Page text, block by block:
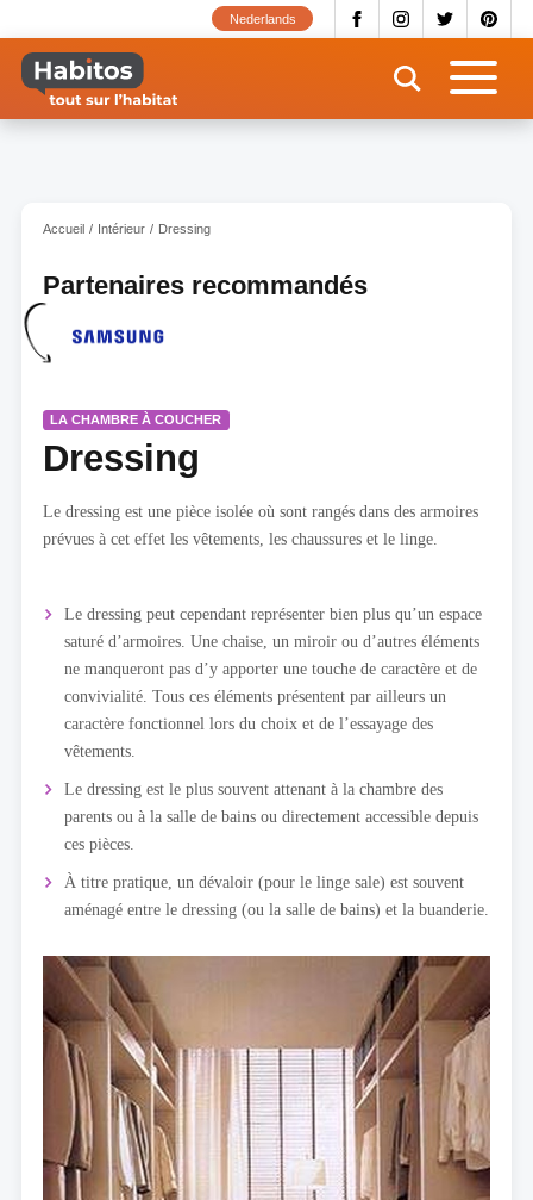
contenu
principal
Nederlands
Accueil Intérieur Dressing
Partenaires recommandés
LA CHAMBRE À COUCHER
Dressing
Le dressing est une pièce isolée où sont rangés dans des armoires
prévues à cet effet les vêtements, les chaussures et le linge.
Le dressing peut cependant représenter bien plus qu’un espace
saturé d’armoires. Une chaise, un miroir ou d’autres éléments
ne manqueront pas d’y apporter une touche de caractère et de
convivialité. Tous ces éléments présentent par ailleurs un
caractère fonctionnel lors du choix et de l’essayage des
vêtements.
Le dressing est le plus souvent attenant à la chambre des
parents ou à la salle de bains ou directement accessible depuis
ces pièces.
À titre pratique, un dévaloir (pour le linge sale) est souvent
aménagé entre le dressing (ou la salle de bains) et la buanderie.